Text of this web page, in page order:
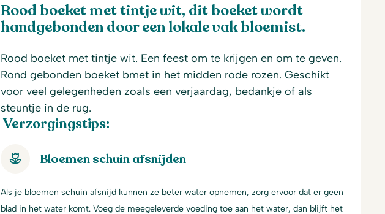
Rood boeket met tintje wit, dit boeket wordt
handgebonden door een lokale vak bloemist.
Rood boeket met tintje wit. Een feest om te krijgen en om te geven.
Rond gebonden boeket bmet in het midden rode rozen. Geschikt
voor veel gelegenheden zoals een verjaardag, bedankje of als
steuntje in de rug.
Verzorgingstips:
Bloemen schuin afsnijden
Als je bloemen schuin afsnijd kunnen ze beter water opnemen, zorg ervoor dat er geen
blad in het water komt. Voeg de meegeleverde voeding toe aan het water, dan blijft het